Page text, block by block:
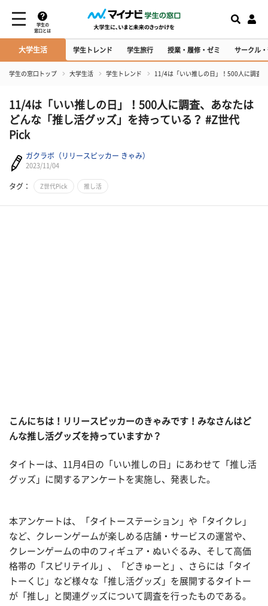
学生の
窓口とは
大学生活 学生トレンド 学生旅行 授業・履修・ゼミ サークル
学生の窓口トップ 大学生活 学生トレンド 11/4は「いい推しの日」！500人に調査
11/4は「いい推しの日」！500人に調査、あなたは
どんな「推し活グッズ」を持っている？ #Z世代
Pick
ガクラボ（リリースピッカー きゃみ）
2023/11/04
タグ： Z世代Pick 推し活
こんにちは！リリースピッカーのきゃみです！みなさんはど
んな推し活グッズを持っていますか？
タイトーは、11月4日の「いい推しの日」にあわせて「推し活
グッズ」に関するアンケートを実施し、発表した。
本アンケートは、「タイトーステーション」や「タイクレ」
など、クレーンゲームが楽しめる店舗・サービスの運営や、
クレーンゲームの中のフィギュア・ぬいぐるみ、そして高価
格帯の「スピリテイル」、「どきゅーと」、さらには「タイ
トーくじ」など様々な「推し活グッズ」を展開するタイトー
が「推し」と関連グッズについて調査を行ったものである。